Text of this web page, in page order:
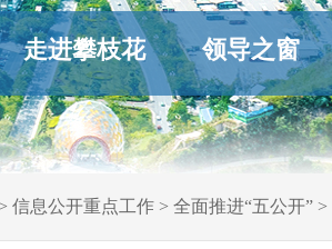
走进攀枝花 领导之窗
> 信息公开重点工作 > 全面推进“五公开” >